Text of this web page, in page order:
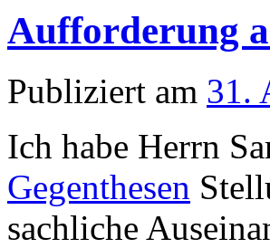
Aufforderung
Publiziert am 31.
Ich habe Herrn
Gegenthesen
sachliche